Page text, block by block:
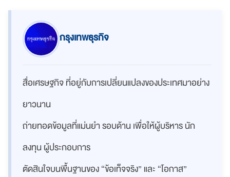
กรุงเทพธุรกิจ
สื่อเศรษฐกิจ ที่อยู่กับการเปลี่ยนแปลงของประเทศมาอย่าง
ยาวนาน
ถ่ายทอดข้อมูลที่แม่นยำ รอบด้าน เพื่อให้ผู้บริหาร นัก
ลงทุน ผู้ประกอบการ
ตัดสินใจบนพื้นฐานของ “ข้อเท็จจริง” และ “โอกาส”